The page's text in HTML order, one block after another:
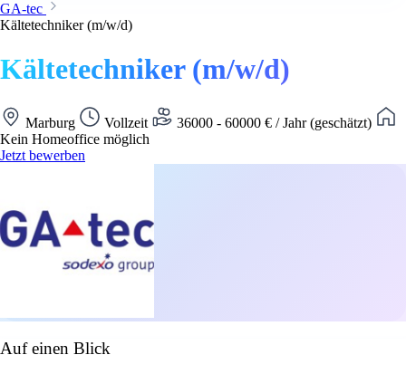
GA-tec
Kältetechniker (m/w/d)
Kältetechniker (m/w/d)
Marburg Vollzeit
36000 - 60000 € / Jahr (geschätzt)
Kein Homeoffice möglich
Jetzt bewerben
Auf einen Blick